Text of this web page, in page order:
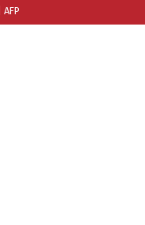
| AFP